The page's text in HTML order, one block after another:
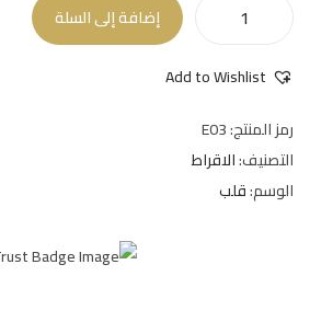
إضافة إلى السلة
Add to Wishlist
رمز المنتج:E03
التصنيف:الاقراط
الوسم:قلب